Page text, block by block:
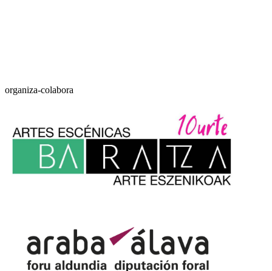
organiza-colabora